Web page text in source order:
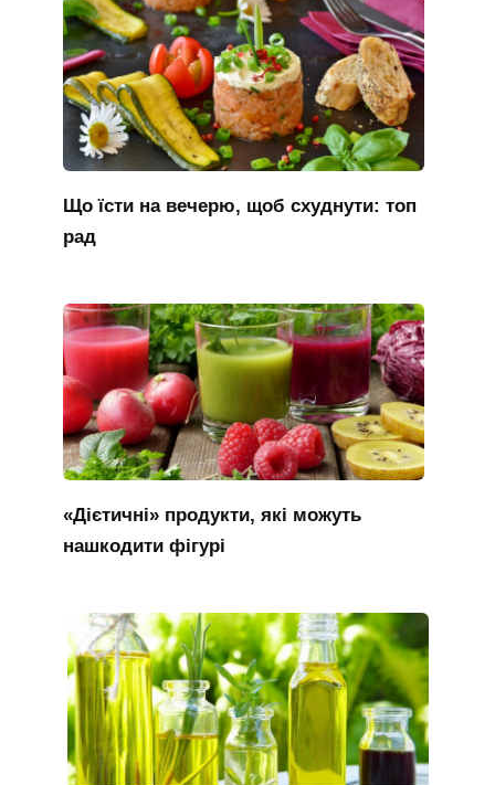
Що їсти на вечерю, щоб схуднути: топ
рад
«Дієтичні» продукти, які можуть
нашкодити фігурі